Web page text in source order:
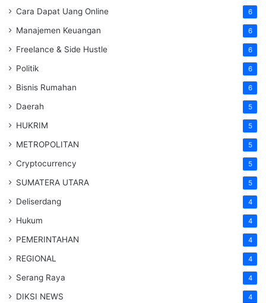
Cara Dapat Uang Online 6
Manajemen Keuangan 6
Freelance & Side Hustle 6
Politik 6
Bisnis Rumahan 6
Daerah 5
HUKRIM 5
METROPOLITAN 5
Cryptocurrency 5
SUMATERA UTARA 5
Deliserdang 4
Hukum 4
PEMERINTAHAN 4
REGIONAL 4
Serang Raya 4
DIKSI NEWS 4